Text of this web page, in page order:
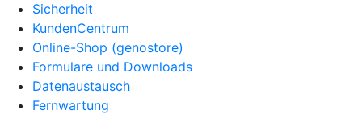
Sicherheit
KundenCentrum
Online-Shop (genostore)
Formulare und Downloads
Datenaustausch
Fernwartung